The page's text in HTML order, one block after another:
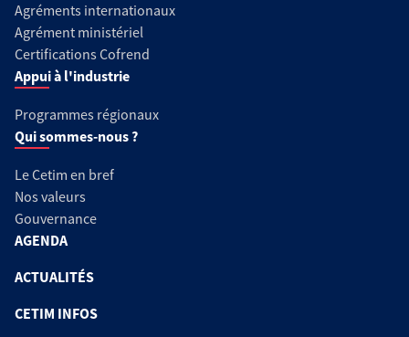
Agréments internationaux
Agrément ministériel
Certifications Cofrend
Appui à l'industrie
Programmes régionaux
Qui sommes-nous ?
Le Cetim en bref
Nos valeurs
Gouvernance
AGENDA
ACTUALITÉS
CETIM INFOS